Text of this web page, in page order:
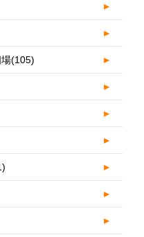
►
►
(105) ►
►
►
►
►
►
►